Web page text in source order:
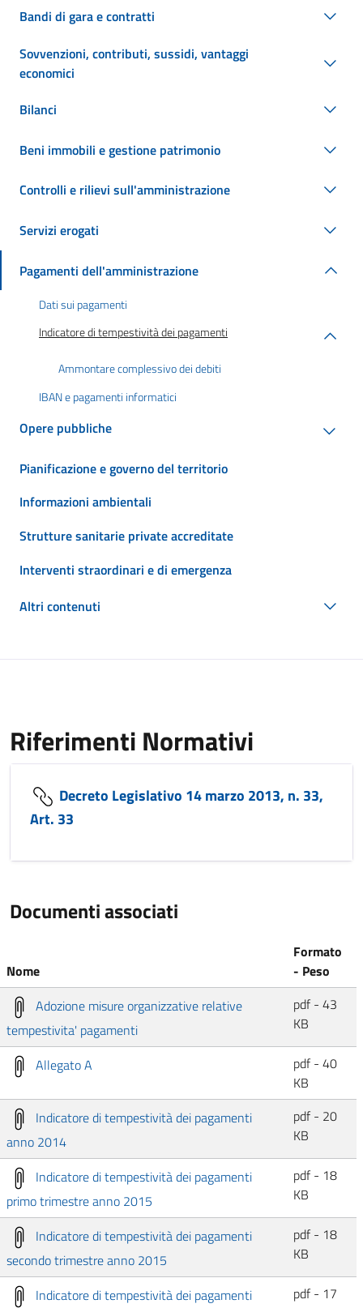
Bandi di gara e contratti
Sovvenzioni, contributi, sussidi, vantaggi
economici
Bilanci
Beni immobili e gestione patrimonio
Controlli e rilievi sull'amministrazione
Servizi erogati
Pagamenti dell'amministrazione
Dati sui pagamenti
Indicatore di tempestività dei pagamenti
Ammontare complessivo dei debiti
IBAN e pagamenti informatici
Opere pubbliche
Pianificazione e governo del territorio
Informazioni ambientali
Strutture sanitarie private accreditate
Interventi straordinari e di emergenza
Altri contenuti
Riferimenti Normativi
Decreto Legislativo 14 marzo 2013, n. 33,
Art. 33
Documenti associati
Nome
Formato
- Peso
Adozione misure organizzative relative
tempestivita' pagamenti
pdf - 43
KB
Allegato A
pdf - 40
KB
Indicatore di tempestività dei pagamenti
anno 2014
pdf - 20
KB
Indicatore di tempestività dei pagamenti
primo trimestre anno 2015
pdf - 18
KB
Indicatore di tempestività dei pagamenti
secondo trimestre anno 2015
pdf - 18
KB
Indicatore di tempestività dei pagamenti
pdf - 17